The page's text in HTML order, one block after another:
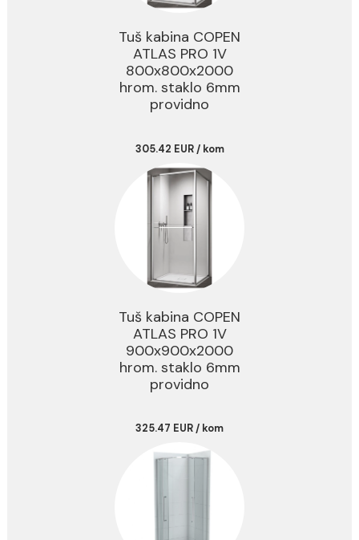
Tuš kabina COPEN
ATLAS PRO 1V
800x800x2000
providno
305.42 EUR / kom